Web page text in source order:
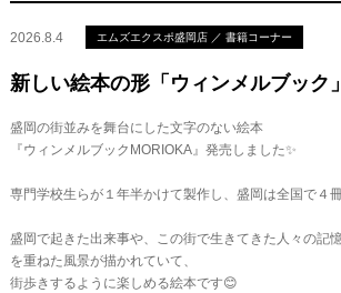
2026.8.4 エムズエクスポ盛岡店 ／ 書籍コーナー
新しい絵本の形「ウィンメルブック」
盛岡の街並みを舞台にした文字のない絵本
『ウィンメルブックMORIOKA』発売しました✨
専門学校生らが１年半かけて製作し、盛岡は全国で４冊
盛岡で起きた出来事や、この街で生きてきた人々の記
を重ねた風景が描かれていて、
街歩きするように楽しめる絵本です😊